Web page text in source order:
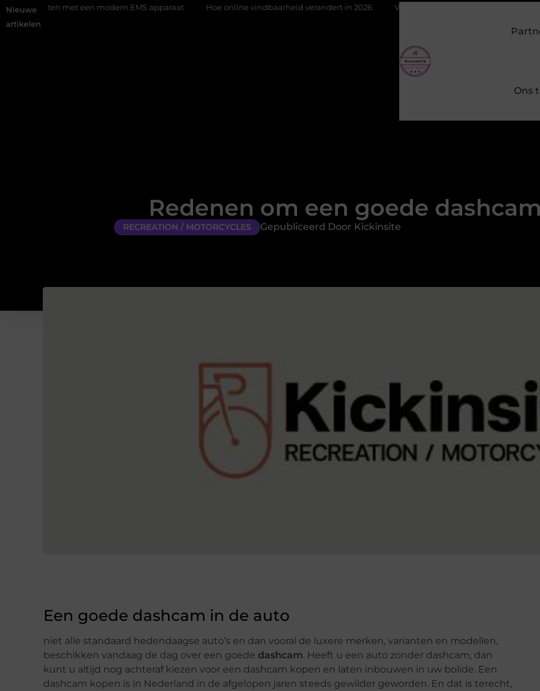
Nieuwe
artikelen
een modern EMS apparaat Hoe online vindbaarheid verandert in 2026 Van het Oude Dorp tot de Gouden Driehoek: welke
Ons
Redenen om een goede
RECREATION / MOTORCYCLES Gepubliceerd Door Kickinsite
Een goede dashcam in de auto
niet alle standaard hedendaagse auto’s en dan vooral de luxere merken, varianten en modellen,
beschikken vandaag de dag over een goede dashcam. Heeft u een auto zonder dashcam, dan
kunt u altijd nog achteraf kiezen voor een dashcam kopen en laten inbouwen in uw bolide. Een
dashcam kopen is in Nederland in de afgelopen jaren steeds gewilder geworden. En dat is terecht,